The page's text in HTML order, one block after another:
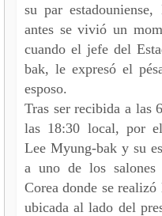
su par
antes se vivió un
cuando el jefe del
bak, le expresó el
esposo.
Tras ser recibida a las
las 18:30 local, por el
Lee Myung-bak y su
a uno de los
Corea donde se
ubicada al lado del